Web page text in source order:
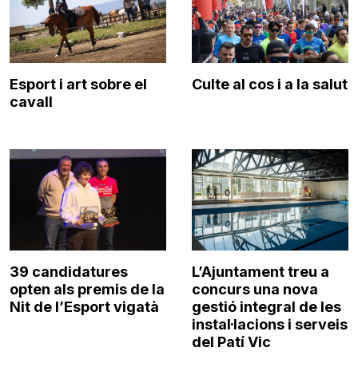
Esport i art sobre el
cavall
Culte al cos i a la salut
39 candidatures
opten als premis de la
Nit de l’Esport vigatà
L’Ajuntament treu a
concurs una nova
gestió integral de les
instal·lacions i serveis
del Patí Vic